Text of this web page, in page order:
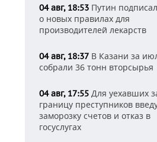
04 авг, 18:53 Путин
о новых правилах для
производителей лекарств
04 авг, 18:37 В Казани за
собрали 36 тонн вторсырья
04 авг, 17:55 Для уехавших
границу преступников
заморозку счетов и отказ в
госуслугах